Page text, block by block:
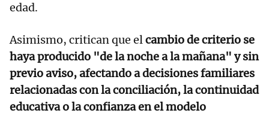
edad.
Asimismo, critican que elcambio de criterio se
haya producido "de la noche a la mañana" y sin
previo aviso, afectando a decisiones familiares
relacionadas con la conciliación, la continuidad
educativa o la confianza en el modelo